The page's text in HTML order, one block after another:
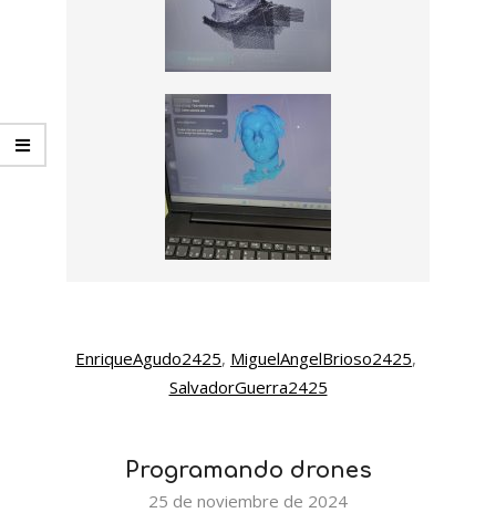
EnriqueAgudo2425, MiguelAngelBrioso2425
SalvadorGuerra2425
Programando drones
25 de noviembre de 2024